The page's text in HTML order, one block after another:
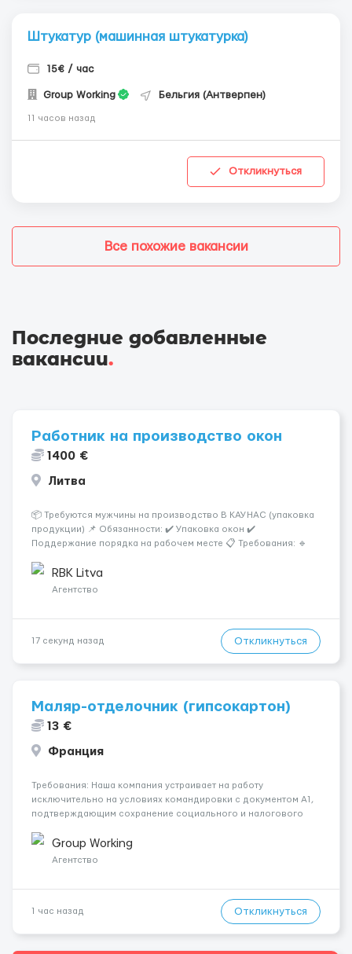
Штукатур (машинная штукатурка)
15€ / час
Group Working Бельгия (Антверпен)
11 часов назад
Откликнуться
Все похожие вакансии
Последние добавленные
вакансии.
Работник на производство окон
1400 €
Литва
📦 Требуются мужчины на производство В КАУНАС (упаковка
продукции) 📌 Обязанности: ✔️ Упаковка окон ✔️
Поддержание порядка на рабочем месте 📋 Требования: 🔹
Условия работы: 🕐 График: 5/2, по 8–10 часов 💶 Оплата: 7 €
RBK Litva
Агентство
17 секунд назад Откликнуться
Маляр-отделочник (гипсокартон)
13 €
Франция
Требования: Наша компания устраивает на работу
исключительно на условиях командировки с документом A1,
подтверждающим сохранение социального и налогового
A1 могут получить граждане стран с упрощенным доступом к
рынку труда ЕС (Укра...
Group Working
Агентство
1 час назад Откликнуться